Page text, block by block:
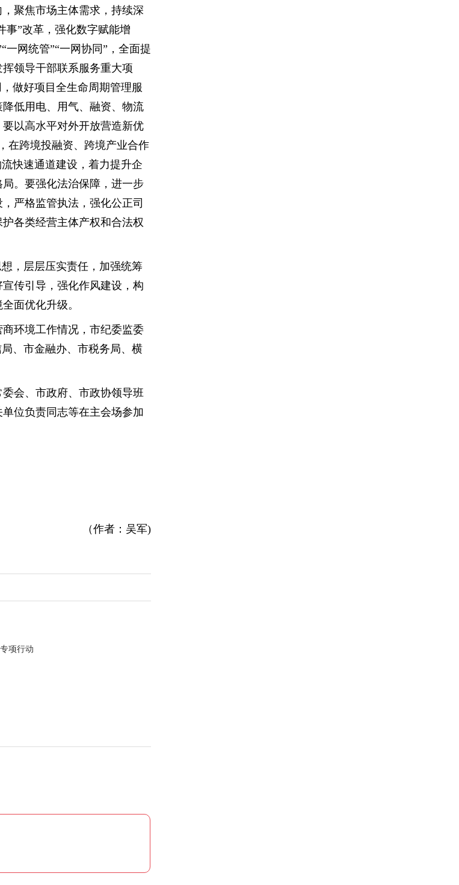
聚焦市场主体需求，持续深
事”改革，强化数字赋能增
网统管”“一网协同”，全面提
领导干部联系服务重大项
做好项目全生命周期管理服
低用电、用气、融资、物流
以高水平对外开放营造新优
在跨境投融资、跨境产业合作
快速通道建设，着力提升企
。要强化法治保障，进一步
严格监管执法，强化公正司
各类经营主体产权和合法权
，层层压实责任，加强统筹
传引导，强化作风建设，构
面优化升级。
环境工作情况，市纪委监委
、市金融办、市税务局、横
会、市政府、市政协领导班
位负责同志等在主会场参加
（作者：吴军)
项行动